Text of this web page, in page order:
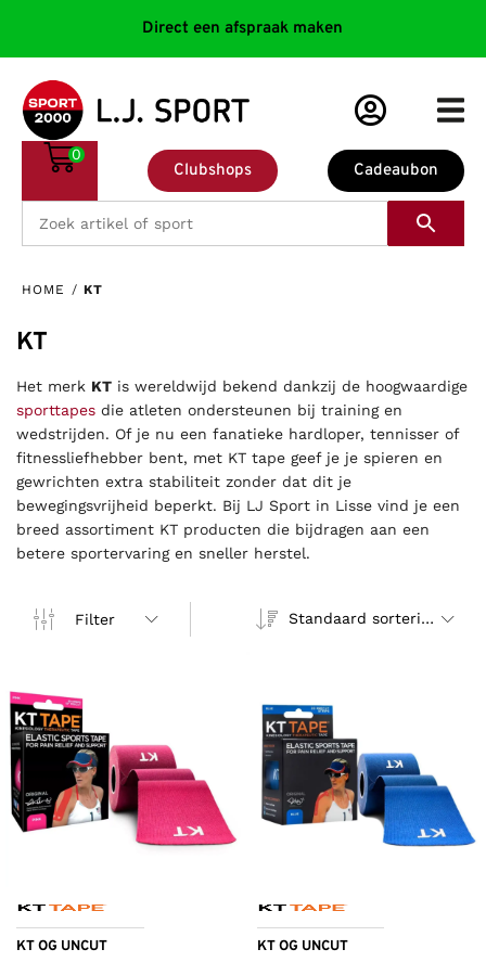
Direct een afspraak maken
Cadeaubon
Clubshops
0
HOME / KT
KT
Het merk KT is wereldwijd bekend dankzij de hoogwaardige
sporttapes die atleten ondersteunen bij training en
wedstrijden. Of je nu een fanatieke hardloper, tennisser of
fitnessliefhebber bent, met KT tape geef je je spieren en
gewrichten extra stabiliteit zonder dat dit je
bewegingsvrijheid beperkt. Bij LJ Sport in Lisse vind je een
breed assortiment KT producten die bijdragen aan een
betere sportervaring en sneller herstel.
Filter Standaard sortering
KT OG UNCUT KT OG UNCUT